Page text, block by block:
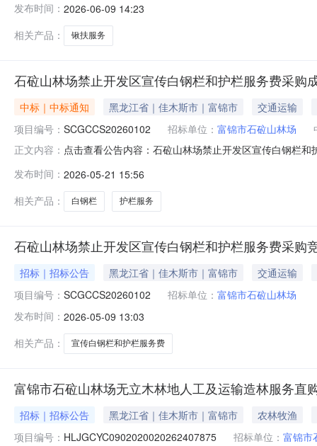
应商。二、落实其他政府采购政策满足的需求：无。三
营。发布时间：2026-06-0
发布时间： 2026-06-09 14:23
相关产品：
锹扶服务
石砬山林场禁止开发区宣传白钢栏和护栏服务费采购
中标｜中标通知 黑龙江省｜佳木斯市｜富锦市
交通运输
项目编号： SCGCCS20260102 招标单位： 富锦市石砬山林场
正文内容： 点击查看公告内容：石砬山林场禁止开发区宣传白钢栏
发布时间： 2026-05-21 15:56
相关产品：
白钢栏 护栏服务
石砬山林场禁止开发区宣传白钢栏和护栏服务费采购
招标｜招标公告 黑龙江省｜佳木斯市｜富锦市
交通运输
项目编号： SCGCCS20260102 招标单位： 富锦市石砬山林场
发布时间： 2026-05-09 13:03
相关产品：
宣传白钢栏和护栏服务费
富锦市石砬山林场无立木林地人工及运输造林服务直
招标｜招标公告 黑龙江省｜佳木斯市｜富锦市
农林牧渔
项目编号： HLJGCYC0902020020262407875 招标单位： 富锦市